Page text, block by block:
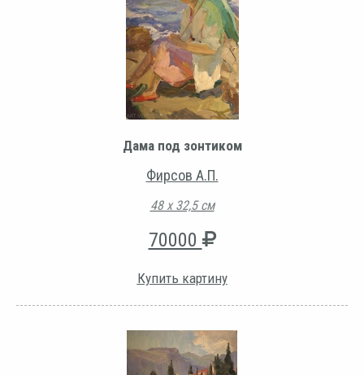
Дама под зонтиком
Фирсов А.П.
48 х 32,5 см
70000
Купить картину